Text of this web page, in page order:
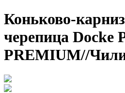
Коньково-
черепица Docke
PREMIUM//